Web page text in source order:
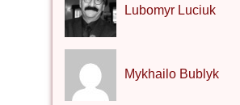
Lubomyr Luciuk
Mykhailo Bublyk